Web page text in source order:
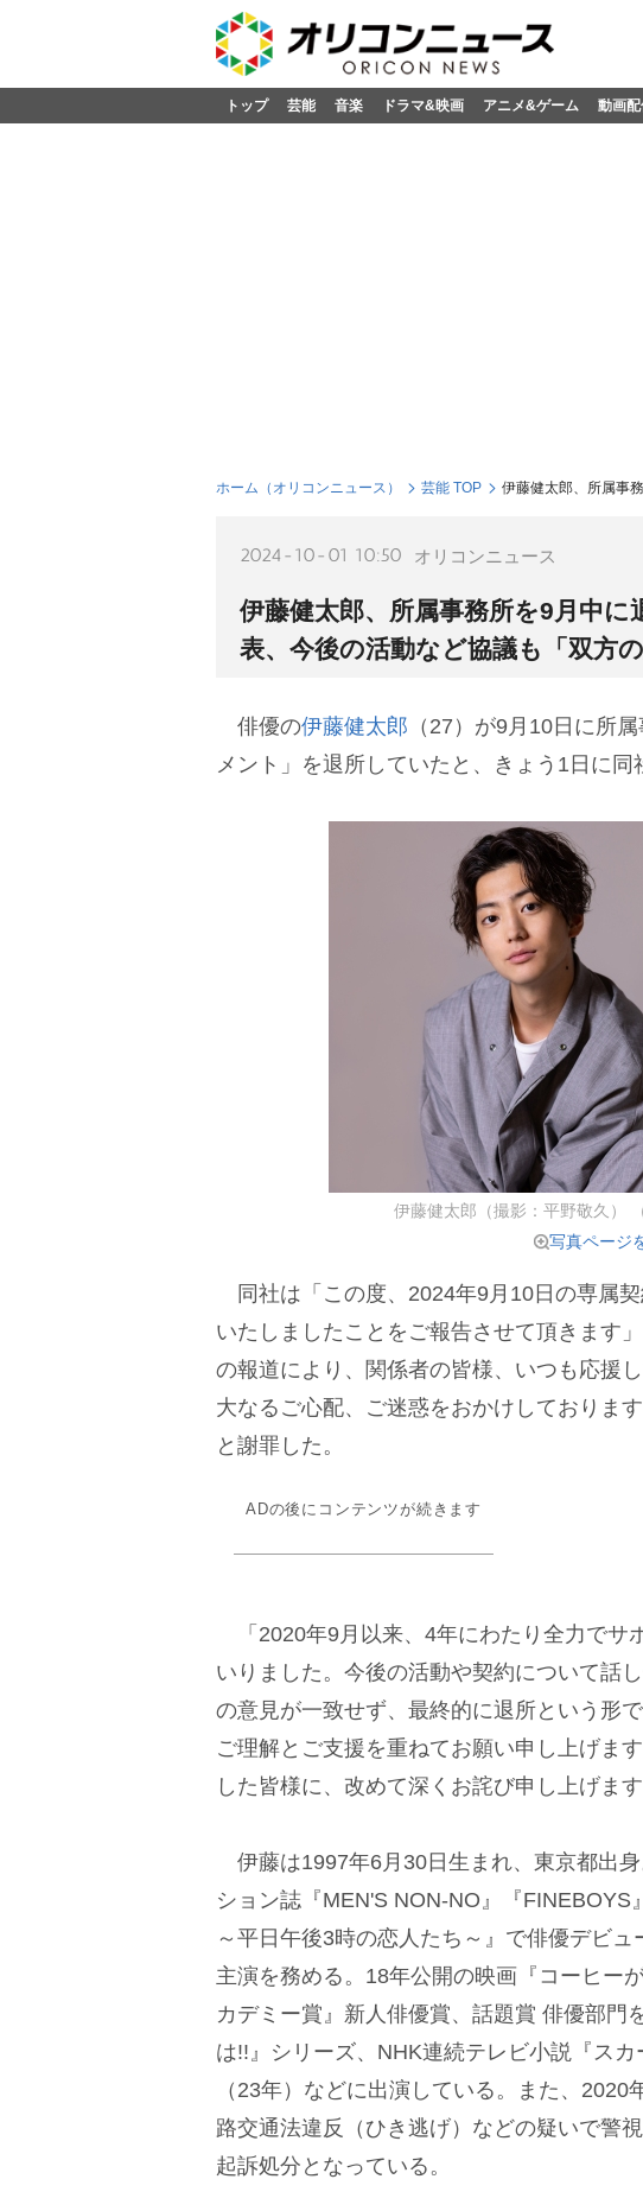
トップ 芸能 音楽 ドラマ&映画 アニメ&ゲーム 動画
ホーム（オリコンニュース） 芸能 TOP 伊藤健太郎、所属事
2024-10-01 10:50 オリコンニュース
伊藤健太郎、所属事務所を9月中
表、今後の活動など協議も「双方
俳優の伊藤健太郎 （27）が9月10日に所
メント」を退所していたと、きょう1日に同
伊藤健太郎（撮影：平野敬久）
写真ページ
同社は「この度、2024年9月10日の専属
いたしましたことをご報告させて頂きます
の報道により、関係者の皆様、いつも応援
大なるご心配、ご迷惑をおかけしておりま
と謝罪した。
ADの後にコンテンツが続きます
「2020年9月以来、4年にわたり全力でサ
いりました。今後の活動や契約について話
の意見が一致せず、最終的に退所という形
ご理解とご支援を重ねてお願い申し上げま
した皆様に、改めて深くお詫び申し上げます
伊藤は1997年6月30日生まれ、東京都出
ション誌『MEN'S NON-NO』『
～平日午後3時の恋人たち～』で俳優デビ
主演を務める。18年公開の映画『コーヒー
カデミー賞』新人俳優賞、話題賞 俳優部門
は!!』シリーズ、NHK連続テレビ小説『スカ
（23年）などに出演している。また、
路交通法違反（ひき逃げ）などの疑いで警
起訴処分となっている。